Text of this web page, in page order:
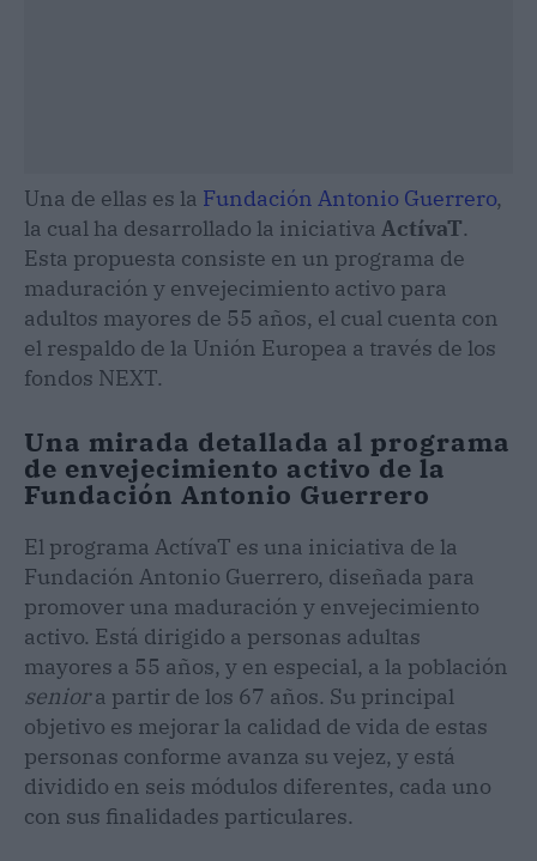
Una de ellas es la Fundación Antonio Guerrero,
la cual ha desarrollado la iniciativa ActívaT.
Esta propuesta consiste en un programa de
maduración y envejecimiento activo para
adultos mayores de 55 años, el cual cuenta con
el respaldo de la Unión Europea a través de los
fondos NEXT.
Una mirada detallada al programa
de envejecimiento activo de la
Fundación Antonio Guerrero
El programa ActívaT es una iniciativa de la
Fundación Antonio Guerrero, diseñada para
promover una maduración y envejecimiento
activo. Está dirigido a personas adultas
mayores a 55 años, y en especial, a la población
seniora partir de los 67 años. Su principal
objetivo es mejorar la calidad de vida de estas
personas conforme avanza su vejez, y está
dividido en seis módulos diferentes, cada uno
con sus finalidades particulares.